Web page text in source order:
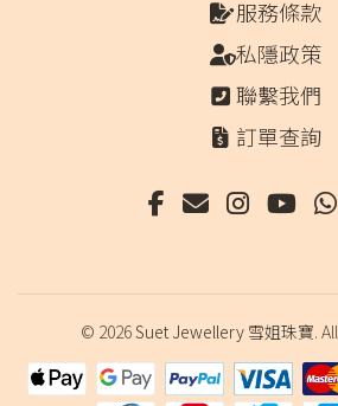
服務條款
私隱政策
聯繫我們
訂單查詢
© 2026Suet Jewellery 雪姐珠寶.